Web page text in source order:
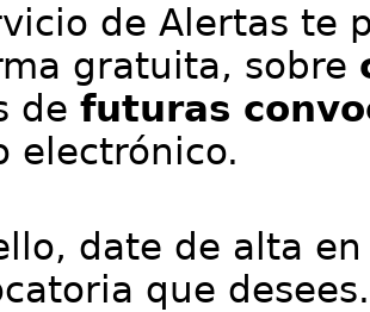
de Alertas te
gratuita, sobre
de futuras
electrónico.
date de alta
que desees.